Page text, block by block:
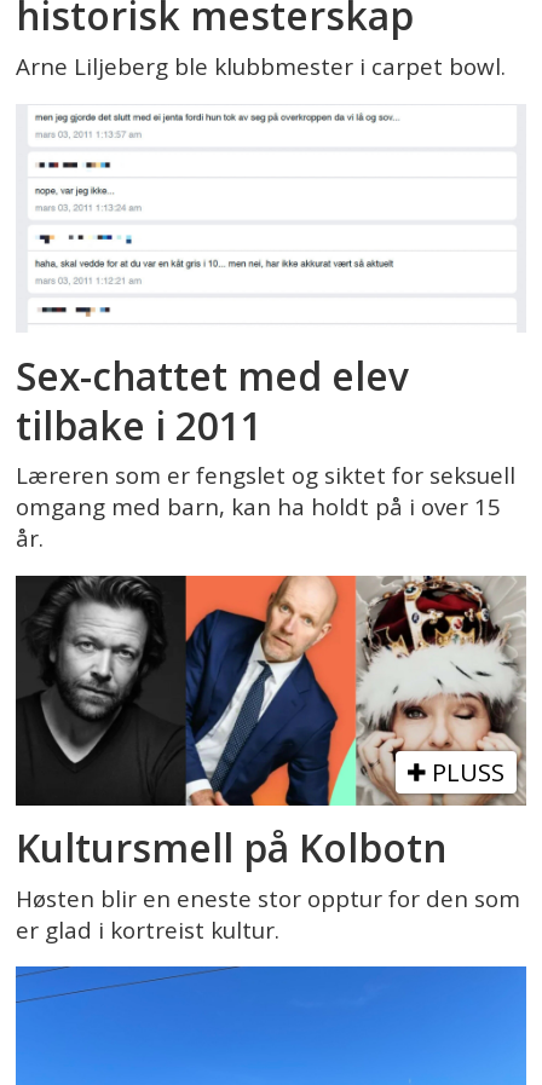
historisk mesterskap
Arne Liljeberg ble klubbmester i carpet bowl.
Sex-chattet med elev
tilbake i 2011
Læreren som er fengslet og siktet for seksuell
omgang med barn, kan ha holdt på i over 15
år.
PLUSS
Kultursmell på Kolbotn
Høsten blir en eneste stor opptur for den som
er glad i kortreist kultur.